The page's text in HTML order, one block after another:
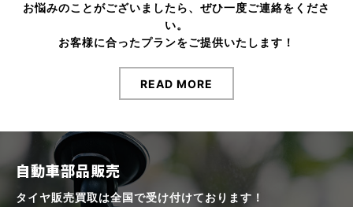
お悩みのことがございましたら、ぜひ一度ご連絡をくださ
い。
お客様に合ったプランをご提供いたします！
READ MORE
自動車部品販売
タイヤ販売買取は全国で受け付けております！